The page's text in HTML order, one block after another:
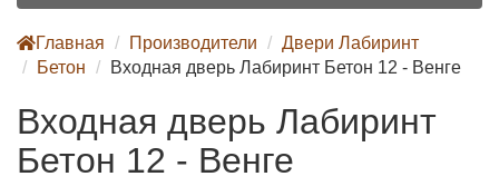
Главная Производители
Двери Лабиринт
Бетон
Входная дверь Лабиринт Бетон 12 - Венге
Входная дверь Лабиринт
Бетон 12 - Венге